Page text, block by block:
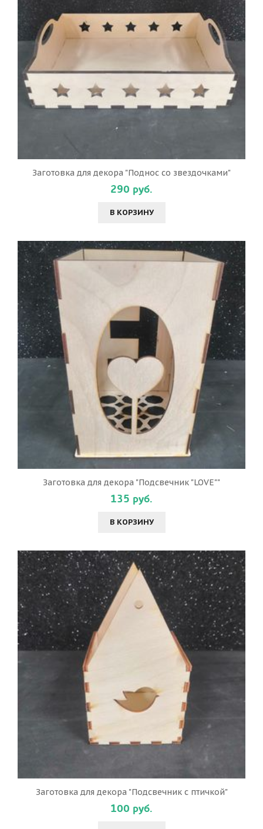
Заготовка для декора "Поднос со звездочками"
290 руб.
В КОРЗИНУ
Заготовка для декора "Подсвечник "LOVE""
135 руб.
В КОРЗИНУ
Заготовка для декора "Подсвечник с птичкой"
100 руб.